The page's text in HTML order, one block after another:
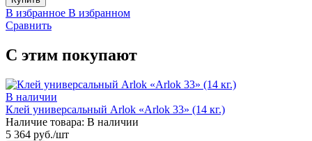
В избранное В избранном
Сравнить
С этим покупают
В наличии
Клей универсальный Arlok «Arlok 33» (14 кг.)
Наличие товара: В наличии
5 364 руб./шт